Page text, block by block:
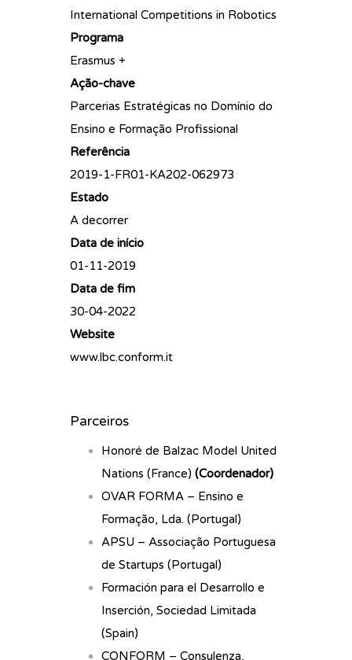
International Competitions in Robotics
Programa
Erasmus +
Ação-chave
Parcerias Estratégicas no Domínio do
Ensino e Formação Profissional
Referência
2019-1-FR01-KA202-062973
Estado
A decorrer
Data de início
01-11-2019
Data de fim
30-04-2022
Website
www.lbc.conform.it
Parceiros
Honoré de Balzac Model United
Nations (France) (Coordenador)
OVAR FORMA – Ensino e
Formação, Lda. (Portugal)
APSU – Associação Portuguesa
de Startups (Portugal)
Formación para el Desarrollo e
Inserción, Sociedad Limitada
(Spain)
CONFORM – Consulenza,